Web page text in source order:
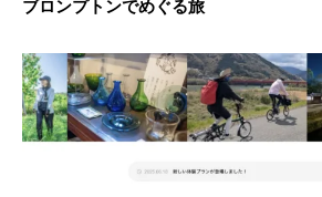
ブロンプトンでめぐる旅